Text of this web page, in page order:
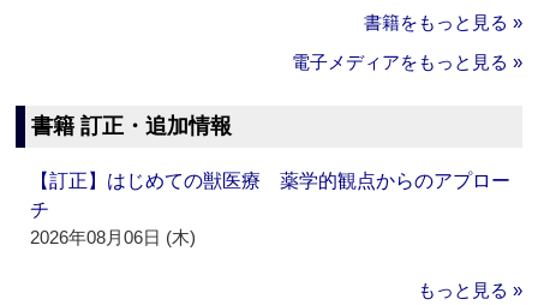
書籍をもっと見る »
電子メディアをもっと見る »
書籍 訂正・追加情報
【訂正】はじめての獣医療 薬学的観点からのアプロー
チ
2026年08月06日 (木)
もっと見る »